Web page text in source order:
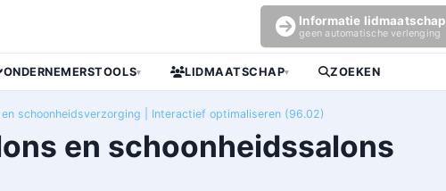
Informatie lidmaatschap
geen automatische verlenging
ONDERNEMERSTOOLS▾ LIDMAATSCHAP▾ ZOEKEN
schoonheidsverzorging | Interactief optimaliseren (96.02)
en schoonheidssalons